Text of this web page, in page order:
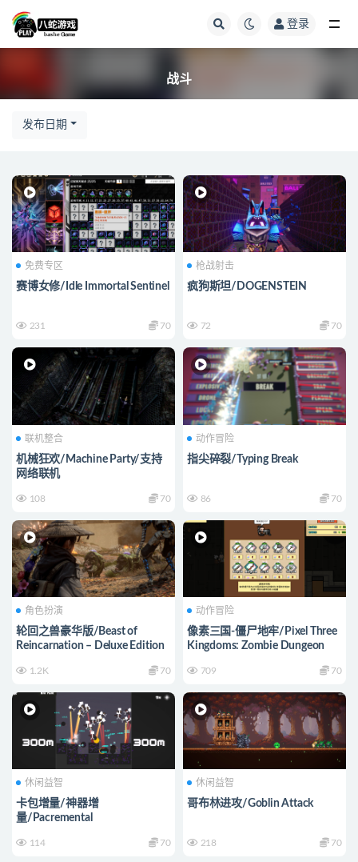
登录
战斗
发布日期
免费专区
赛博女修/Idle Immortal Sentinel
231 70
枪战射击
疯狗斯坦/DOGENSTEIN
72 70
联机整合
机械狂欢/Machine Party/支持
网络联机
108 70
动作冒险
指尖碎裂/Typing Break
86 70
角色扮演
轮回之兽豪华版/Beast of
Reincarnation – Deluxe Edition
1.2K 70
动作冒险
像素三国-僵尸地牢/Pixel Three
Kingdoms: Zombie Dungeon
709 70
休闲益智
卡包增量/神器增
量/Pacremental
114 70
休闲益智
哥布林进攻/Goblin Attack
218 70